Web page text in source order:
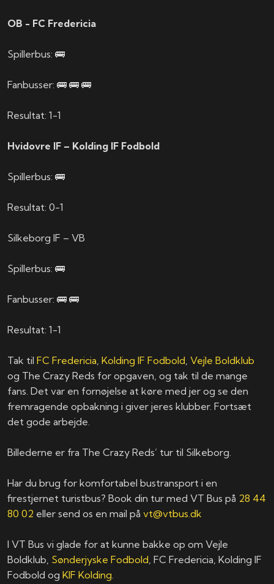
OB - FC Fredericia
Spillerbus: 🚌
Fanbusser: 🚌 🚌 🚌
Resultat: 1-1
Hvidovre IF – Kolding IF Fodbold
Spillerbus: 🚌
Resultat: 0-1
Silkeborg IF – VB
Spillerbus: 🚌
Fanbusser: 🚌 🚌
Resultat: 1-1
Tak tilFC Fredericia ,Kolding IF Fodbold ,Vejle Boldklub
og The Crazy Reds for opgaven, og tak til de mange
fans. Det var en fornøjelse at køre med jer og se den
fremragende opbakning i giver jeres klubber. Fortsæt
det gode arbejde.
Billederne er fra The Crazy Reds’ tur til Silkeborg.
Har du brug for komfortabel bustransport i en
firestjernet turistbus? Book din tur med VT Bus på 28 44
80 02 eller send os en mail påvt@vtbus.dk
I VT Bus vi glade for at kunne bakke op om Vejle
Boldklub, Sønderjyske Fodbold , FC Fredericia, Kolding IF
Fodbold ogKIF Kolding